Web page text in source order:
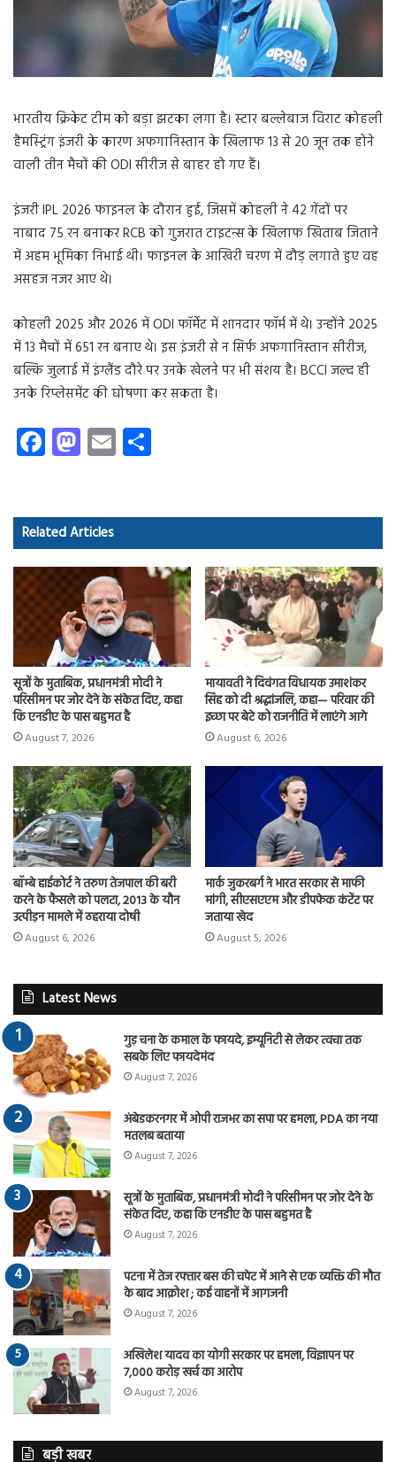
भारतीय क्रिकेट टीम को बड़ा झटका लगा है। स्टार बल्लेबाज विराट कोहली
हैमस्ट्रिंग इंजरी के कारण अफगानिस्तान के खिलाफ 13 से 20 जून तक होने
वाली तीन मैचों की ODI सीरीज से बाहर हो गए हैं।
इंजरी IPL 2026 फाइनल के दौरान हुई, जिसमें कोहली ने 42 गेंदों पर
नाबाद 75 रन बनाकर RCB को गुजरात टाइटन्स के खिलाफ खिताब जिताने
में अहम भूमिका निभाई थी। फाइनल के आखिरी चरण में दौड़ लगाते हुए वह
असहज नजर आए थे।
कोहली 2025 और 2026 में ODI फॉर्मेट में शानदार फॉर्म में थे। उन्होंने 2025
में 13 मैचों में 651 रन बनाए थे। इस इंजरी से न सिर्फ अफगानिस्तान सीरीज,
बल्कि जुलाई में इंग्लैंड दौरे पर उनके खेलने पर भी संशय है। BCCI जल्द ही
उनके रिप्लेसमेंट की घोषणा कर सकता है।
Fa
ce
o
ok
M
as
d
o
n
E
m
Related Articles
सूत्रों के मुताबिक, प्रधानमंत्री मोदी ने
परिसीमन पर जोर देने के संकेत दिए, कहा
कि एनडीए के पास बहुमत है
August 7, 2026
मायावती ने दिवंगत विधायक उमाशंकर
सिंह को दी श्रद्धांजलि, कहा— परिवार की
इच्छा पर बेटे को राजनीति में लाएंगे आगे
August 6, 2026
बॉम्बे हाईकोर्ट ने तरुण तेजपाल की बरी
करने के फैसले को पलटा, 2013 के यौन
उत्पीड़न मामले में ठहराया दोषी
August 6, 2026
मार्क जुकरबर्ग ने भारत सरकार से माफी
मांगी, सीएसएएम और डीपफेक कंटेंट पर
जताया खेद
August 5, 2026
Latest News
गुड़ चना के कमाल के फायदे, इम्यूनिटी से लेकर त्वचा तक
सबके लिए फायदेमंद
August 7, 2026
अंबेडकरनगर में ओपी राजभर का सपा पर हमला, PDA का नया
मतलब बताया
August 7, 2026
सूत्रों के मुताबिक, प्रधानमंत्री मोदी ने परिसीमन पर जोर देने के
संकेत दिए, कहा कि एनडीए के पास बहुमत है
August 7, 2026
पटना में तेज रफ्तार बस की चपेट में आने से एक व्यक्ति की मौत
के बाद आक्रोश ; कई वाहनों में आगजनी
August 7, 2026
अखिलेश यादव का योगी सरकार पर हमला, विज्ञापन पर
7,000 करोड़ खर्च का आरोप
August 7, 2026
बड़ी खबर